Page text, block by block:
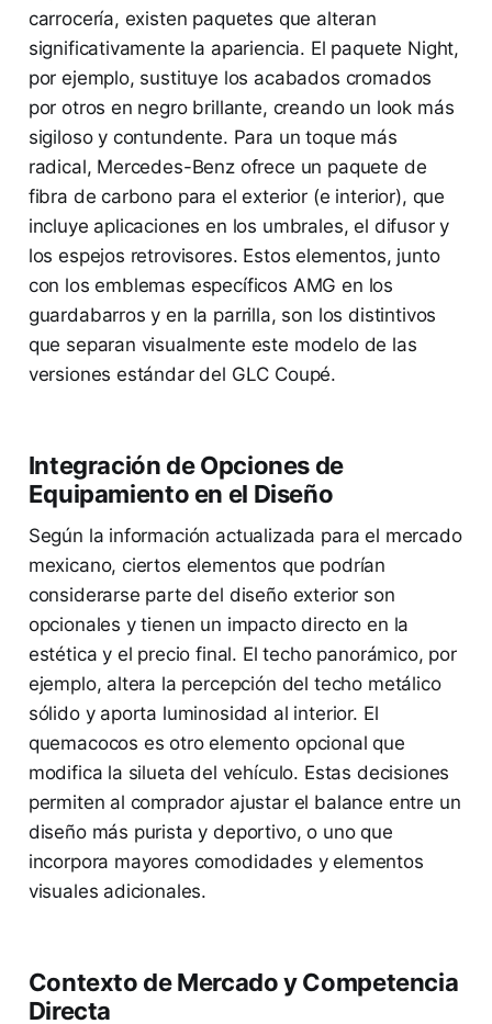
carrocería, existen paquetes que alteran
significativamente la apariencia. El paquete Night,
por ejemplo, sustituye los acabados cromados
por otros en negro brillante, creando un look más
sigiloso y contundente. Para un toque más
radical, Mercedes-Benz ofrece un paquete de
fibra de carbono para el exterior (e interior), que
incluye aplicaciones en los umbrales, el difusor y
los espejos retrovisores. Estos elementos, junto
con los emblemas específicos AMG en los
guardabarros y en la parrilla, son los distintivos
que separan visualmente este modelo de las
versiones estándar del GLC Coupé.
Integración de Opciones de
Equipamiento en el Diseño
Según la información actualizada para el mercado
mexicano, ciertos elementos que podrían
considerarse parte del diseño exterior son
opcionales y tienen un impacto directo en la
estética y el precio final. El techo panorámico, por
ejemplo, altera la percepción del techo metálico
sólido y aporta luminosidad al interior. El
quemacocos es otro elemento opcional que
modifica la silueta del vehículo. Estas decisiones
permiten al comprador ajustar el balance entre un
diseño más purista y deportivo, o uno que
incorpora mayores comodidades y elementos
visuales adicionales.
Contexto de Mercado y Competencia
Directa